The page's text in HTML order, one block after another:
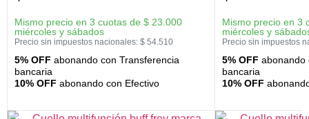
Mismo precio en 3 cuotas de $ 23.000
miércoles y sábados
Precio sin impuestos nacionales: $ 54.510
5% OFF abonando con Transferencia
bancaria
10% OFF abonando con Efectivo
Mismo precio en 3
miércoles y
Precio sin impuestos
5% OFF abonando
bancaria
10% OFF